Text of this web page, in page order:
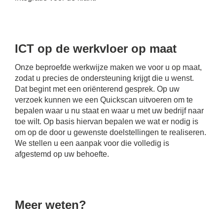
ICT op de werkvloer op maat
Onze beproefde werkwijze maken we voor u op maat,
zodat u precies de ondersteuning krijgt die u wenst.
Dat begint met een oriënterend gesprek. Op uw
verzoek kunnen we een Quickscan uitvoeren om te
bepalen waar u nu staat en waar u met uw bedrijf naar
toe wilt. Op basis hiervan bepalen we wat er nodig is
om op de door u gewenste doelstellingen te realiseren.
We stellen u een aanpak voor die volledig is
afgestemd op uw behoefte.
Meer weten?